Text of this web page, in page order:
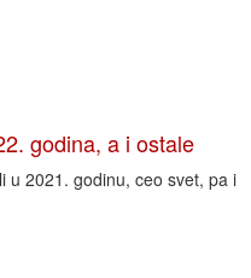
godina, a i ostale
u 2021. godinu, ceo svet, pa i